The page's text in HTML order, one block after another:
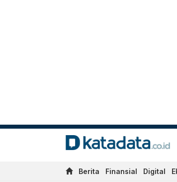
Berita Finansial Digital